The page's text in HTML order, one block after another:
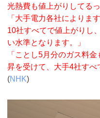
光熱費も値上がりしてる
「大手電力各社によりま
10社すべてで値上がりし
い水準となります。」
「ことし5月分のガス料
昇を受けて、大手4社すべ
(NHK)